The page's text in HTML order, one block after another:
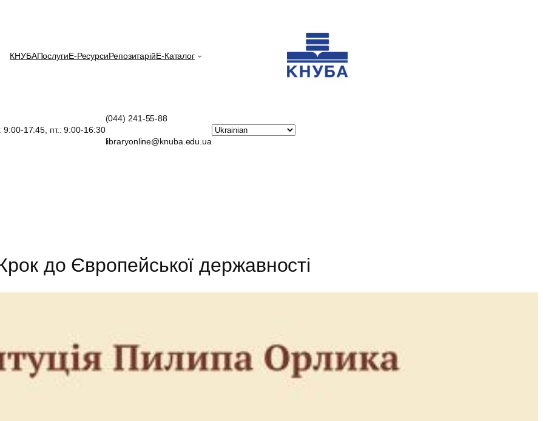
КНУБАПослугиE-РесурсиРепозитарійЕ-Каталог
9:00-17:45, пт.: 9:00-16:30
(044) 241-55-88
libraryonline@knuba.edu.ua
до Європейської державності